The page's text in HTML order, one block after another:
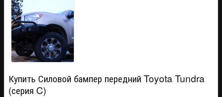
Купить Силовой бампер передний Toyota Tundra
(серия C)